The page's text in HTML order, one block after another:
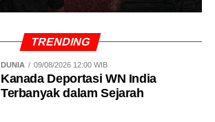
TRENDING
DUNIA 09/08/2026 12:00 WIB
Kanada Deportasi WN India
Terbanyak dalam Sejarah